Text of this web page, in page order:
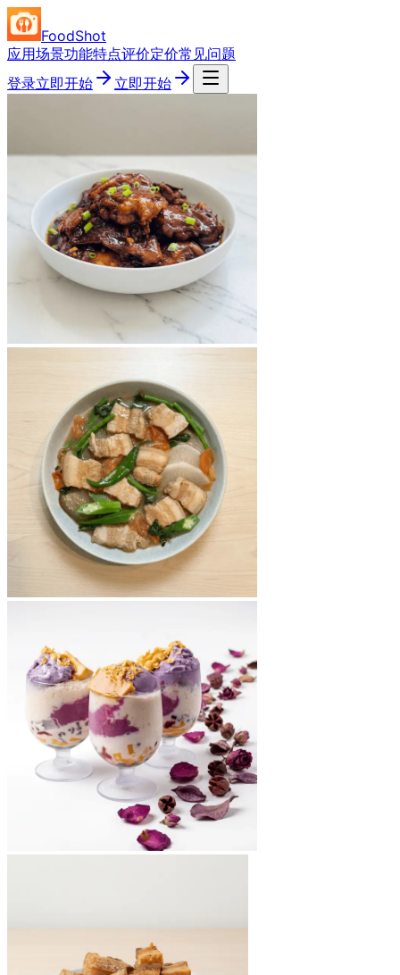
FoodShot
应用场景功能特点评价定价常见问题
登录立即开始 立即开始